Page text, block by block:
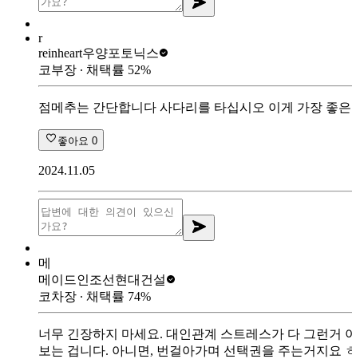
r
reinheart우양포토닉스
코부장 ∙ 채택률 52%
점메추는 간단합니다 사다리를 타십시오 이게 가장 좋
좋아요 0
2024.11.05
메
메이드인조선 현대건설
코차장 ∙ 채택률 74%
너무 긴장하지 마세요. 대인관계 스트레스가 다 그런거
보는 겁니다. 아니면, 번걸아가며 선택권을 주는거지요